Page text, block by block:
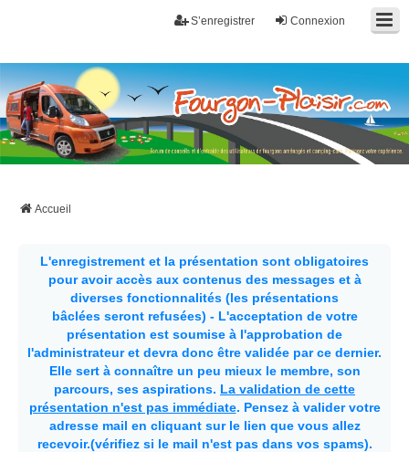
Connexion
S’enregistrer
Fourgon-plaisir.com
Forum de conseils et d'entraide des utilisateurs de fourgons, fourgons
aménagés, vans et de camping-car. Partagez votre expérience.
Accueil
L'enregistrement et la présentation sont obligatoires
pour avoir accès aux contenus des messages et à
diverses fonctionnalités (les présentations
bâclées seront refusées) - L'acceptation de votre
présentation est soumise à l'approbation de
l'administrateur et devra donc être validée par ce dernier.
Elle sert à connaître un peu mieux le membre, son
parcours, ses aspirations. La validation de cette
présentation n'est pas immédiate. Pensez à valider votre
adresse mail en cliquant sur le lien que vous allez
recevoir.(vérifiez si le mail n'est pas dans vos spams).